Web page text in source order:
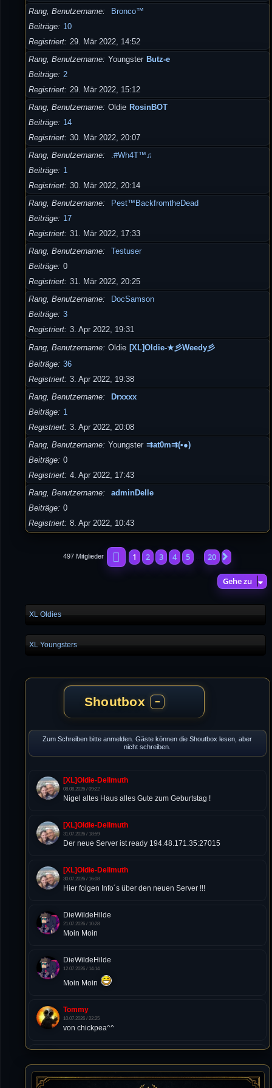
Rang, Benutzername
Bronco™
Beiträge
10
Registriert 29. Mär 2022, 14:52
Rang, Benutzername Youngster Butz-e
Beiträge 2
Registriert 29. Mär 2022, 15:12
Rang, Benutzername Oldie RosinBOT
Beiträge
14
Registriert 30. Mär 2022, 20:07
Rang, Benutzername
.#Wh4T™♫
Beiträge
1
Registriert 30. Mär 2022, 20:14
Rang, Benutzername
Pest™BackfromtheDead
Beiträge
17
Registriert 31. Mär 2022, 17:33
Rang, Benutzername
Testuser
Beiträge 0
Registriert 31. Mär 2022, 20:25
Rang, Benutzername
DocSamson
Beiträge 3
Registriert 3. Apr 2022, 19:31
Rang, Benutzername Oldie [XL]Oldie-★彡Weedy彡
Beiträge 36
Registriert 3. Apr 2022, 19:38
Rang, Benutzername
Drxxxx
Beiträge
1
Registriert 3. Apr 2022, 20:08
Rang, Benutzername Youngster ⇉at0m⇉(•●)
Beiträge 0
Registriert 4. Apr 2022, 17:43
Rang, Benutzername
adminDelle
Beiträge 0
Registriert 8. Apr 2022, 10:43
497 Mitglieder Seite1von20
1 2 3 4 5 20
Gehe zu
XL Oldies
XL Youngsters
Shoutbox −
Zum Schreiben bitte anmelden. Gäste können die Shoutbox lesen, aber
nicht schreiben.
[XL]Oldie-Dellmuth
08.08.2026 / 09:22
Nigel altes Haus alles Gute zum Geburtstag !
[XL]Oldie-Dellmuth
31.07.2026 / 18:59
Der neue Server ist ready 194.48.171.35:27015
[XL]Oldie-Dellmuth
30.07.2026 / 16:08
Hier folgen Info´s über den neuen Server !!!
DieWildeHilde
21.07.2026 / 10:28
Moin Moin
DieWildeHilde
12.07.2026 / 14:14
Moin Moin
Tommy
10.07.2026 / 22:25
von chickpea^^
Letzte Aktivität:
27. Dez 2023, 22:48